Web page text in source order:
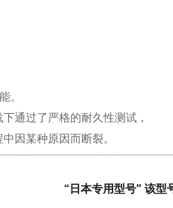
反馈。
离心机转子上插入和取出
而设计，使日常任务变得
独立的旋钮和上下键进行操作
。
通过了严格的耐久性测试，
因某种原因而断裂。
离心机可确保用户的安全，
，碎片也能被容纳在离心机
“日本专用型号" 该型